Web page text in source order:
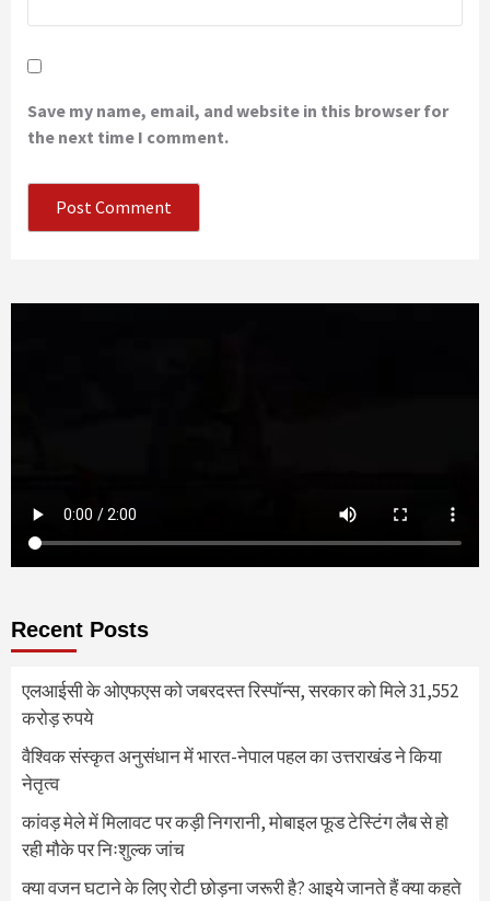
Save my name, email, and website in this browser for
the next time I comment.
Recent Posts
एलआईसी के ओएफएस को जबरदस्त रिस्पॉन्स, सरकार को मिले 31,552
करोड़ रुपये
वैश्विक संस्कृत अनुसंधान में भारत-नेपाल पहल का उत्तराखंड ने किया
नेतृत्व
कांवड़ मेले में मिलावट पर कड़ी निगरानी, मोबाइल फूड टेस्टिंग लैब से हो
रही मौके पर निःशुल्क जांच
क्या वजन घटाने के लिए रोटी छोड़ना जरूरी है? आइये जानते हैं क्या कहते